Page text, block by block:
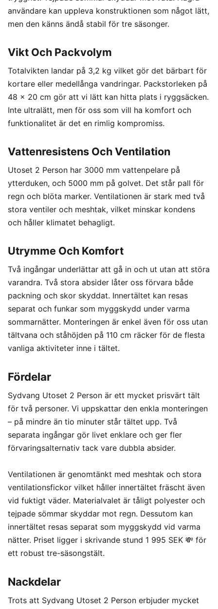
användare kan uppleva konstruktionen som något lätt,
men den känns ändå stabil för tre säsonger.
Vikt Och Packvolym
Totalvikten landar på 3,2 kg vilket gör det bärbart för
kortare eller medellånga vandringar. Packstorleken på
48 x 20 cm gör att vi lätt kan hitta plats i ryggsäcken.
Inte ultralätt, men för oss som vill ha komfort och
funktionalitet är det en rimlig kompromiss.
Vattenresistens Och Ventilation
Utoset 2 Person har 3000 mm vattenpelare på
ytterduken, och 5000 mm på golvet. Det står pall för
regn och blöta marker. Ventilationen är stark med två
stora ventiler och meshtak, vilket minskar kondens
och håller klimatet behagligt.
Utrymme Och Komfort
Två ingångar underlättar att gå in och ut utan att störa
varandra. Två stora absider låter oss förvara både
packning och skor skyddat. Innertältet kan resas
separat och funkar som myggskydd under varma
sommarnätter. Monteringen är enkel även för oss utan
tältvana och ståhöjden på 110 cm räcker för de flesta
vanliga aktiviteter inne i tältet.
Fördelar
Sydvang Utoset 2 Person är ett mycket prisvärt tält
för två personer. Vi uppskattar den enkla monteringen
– på mindre än tio minuter står tältet upp. Två
separata ingångar gör livet enklare och ger fler
förvaringsalternativ tack vare dubbla absider.
Ventilationen är genomtänkt med meshtak och stora
ventilationsfickor vilket håller innertältet fräscht även
vid fuktigt väder. Materialvalet är tåligt polyester och
tejpade sömmar skyddar mot regn. Dessutom kan
innertältet resas separat som myggskydd vid varma
nätter. Priset ligger i skrivande stund 1 995 SEK 💸 för
ett robust tre-säsongstält.
Nackdelar
Trots att Sydvang Utoset 2 Person erbjuder mycket